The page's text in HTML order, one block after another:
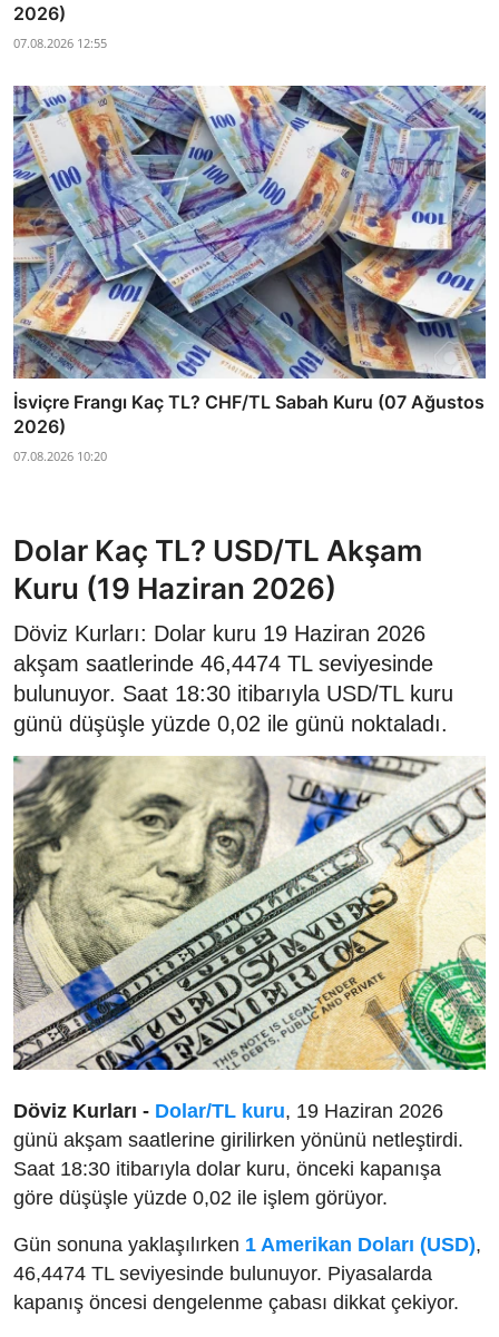
2026)
07.08.2026 12:55
İsviçre Frangı Kaç TL? CHF/TL Sabah Kuru (07 Ağustos
2026)
07.08.2026 10:20
Dolar Kaç TL? USD/TL Akşam
Kuru (19 Haziran 2026)
Döviz Kurları: Dolar kuru 19 Haziran 2026
akşam saatlerinde 46,4474 TL seviyesinde
bulunuyor. Saat 18:30 itibarıyla USD/TL kuru
günü düşüşle yüzde 0,02 ile günü noktaladı.
Döviz Kurları - Dolar/TL kuru, 19 Haziran 2026
günü akşam saatlerine girilirken yönünü netleştirdi.
Saat 18:30 itibarıyla dolar kuru, önceki kapanışa
göre düşüşle yüzde 0,02 ile işlem görüyor.
Gün sonuna yaklaşılırken 1 Amerikan Doları (USD),
46,4474 TL seviyesinde bulunuyor. Piyasalarda
kapanış öncesi dengelenme çabası dikkat çekiyor.